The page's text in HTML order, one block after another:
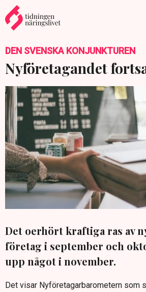
DEN SVENSKA KONJUNKTUREN
Nyföretagandet
Det oerhört kraftiga ras av
företag i september och
upp något i november.
Det visar Nyföretagarbarometern som